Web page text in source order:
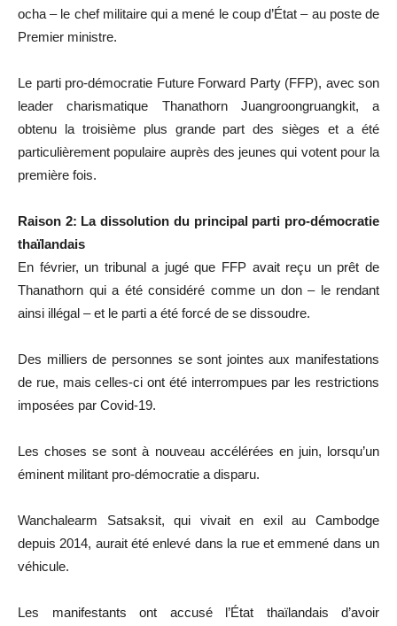
ocha – le chef militaire qui a mené le coup d’État – au poste de
Premier ministre.
Le parti pro-démocratie Future Forward Party (FFP), avec son
leader charismatique Thanathorn Juangroongruangkit, a
obtenu la troisième plus grande part des sièges et a été
particulièrement populaire auprès des jeunes qui votent pour la
première fois.
Raison 2: La dissolution du principal parti pro-démocratie
thaïlandais
En février, un tribunal a jugé que FFP avait reçu un prêt de
Thanathorn qui a été considéré comme un don – le rendant
ainsi illégal – et le parti a été forcé de se dissoudre.
Des milliers de personnes se sont jointes aux manifestations
de rue, mais celles-ci ont été interrompues par les restrictions
imposées par Covid-19.
Les choses se sont à nouveau accélérées en juin, lorsqu’un
éminent militant pro-démocratie a disparu.
Wanchalearm Satsaksit, qui vivait en exil au Cambodge
depuis 2014, aurait été enlevé dans la rue et emmené dans un
véhicule.
Les manifestants ont accusé l’État thaïlandais d’avoir